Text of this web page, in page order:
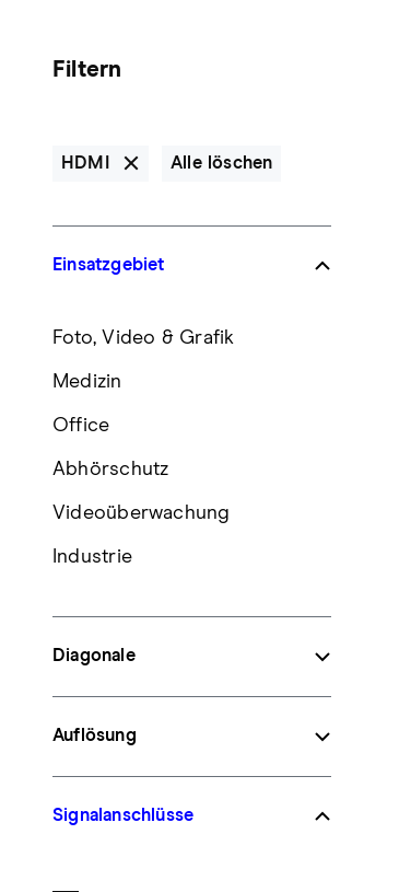
Filtern
HDMI Alle löschen
Einsatzgebiet
Foto, Video & Grafik
Medizin
Office
Abhörschutz
Videoüberwachung
Industrie
Diagonale
Auflösung
Signalanschlüsse